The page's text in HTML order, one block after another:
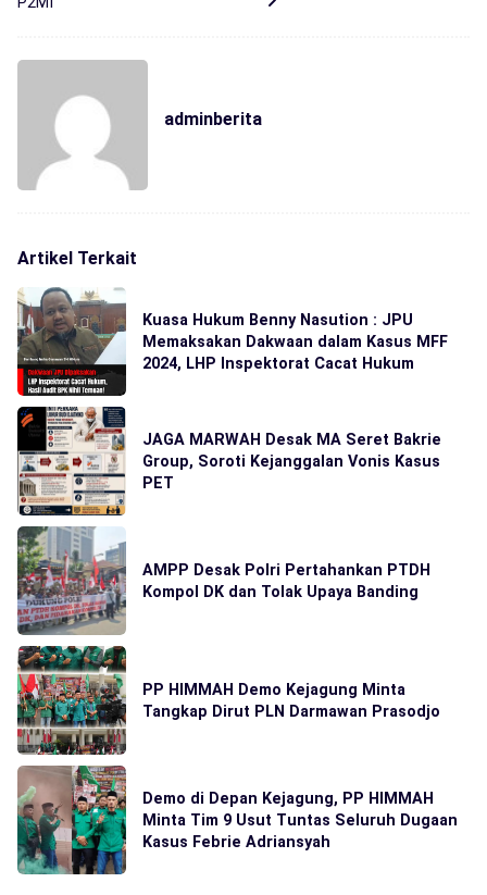
adminberita
Artikel Terkait
Kuasa Hukum Benny Nasution : JPU
Memaksakan Dakwaan dalam Kasus MFF
2024, LHP Inspektorat Cacat Hukum
JAGA MARWAH Desak MA Seret Bakrie
Group, Soroti Kejanggalan Vonis Kasus
PET
AMPP Desak Polri Pertahankan PTDH
Kompol DK dan Tolak Upaya Banding
PP HIMMAH Demo Kejagung Minta
Tangkap Dirut PLN Darmawan Prasodjo
Demo di Depan Kejagung, PP HIMMAH
Minta Tim 9 Usut Tuntas Seluruh Dugaan
Kasus Febrie Adriansyah